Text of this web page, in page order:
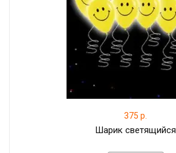
375 р.
Шарик светящийся